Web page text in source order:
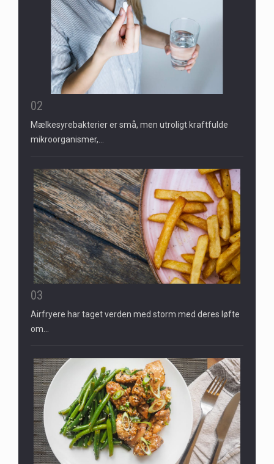
02
Mælkesyrebakterier er små, men utroligt kraftfulde
mikroorganismer,…
03
Airfryere har taget verden med storm med deres løfte
om…